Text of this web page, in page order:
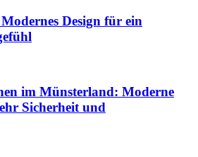
Design für ein
im Münsterland: Moderne
Sicherheit und